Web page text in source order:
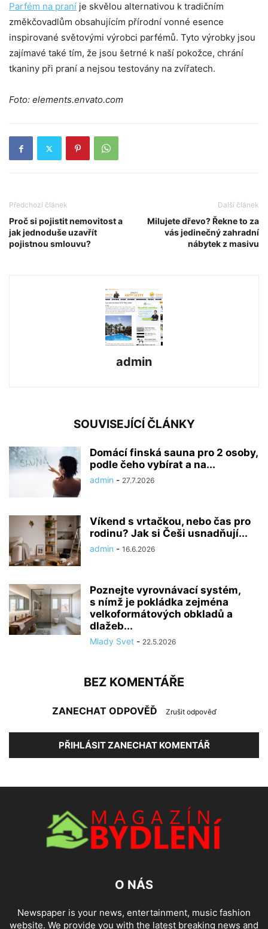
Parfém na praní je skvělou alternativou k tradičním
změkčovadlům obsahujícím přírodní vonné esence
inspirované světovými výrobci parfémů. Tyto výrobky jsou
zajímavé také tím, že jsou šetrné k naší pokožce, chrání
tkaniny při praní a nejsou testovány na zvířatech.
Foto: elements.envato.com
Předchozí článek
Proč si pojistit nemovitost a
jak jednoduše uzavřít
pojistnou smlouvu?
Další článek
Milujete dřevo? Řekne to za
vás jedinečný zahradní
nábytek z masivu
admin
SOUVISEJÍCÍ ČLÁNKY
Domácí finská sauna pro 2 osoby,
podle čeho vybírat a na...
admin - 27.7.2026
Víkend s vrtačkou, nebo čas pro
rodinu? Jak si Češi usnadňují...
admin - 16.6.2026
Poznejte vyrovnávací systém,
s nímž je pokládka zejména
velkoformátových obkladů a
dlažeb...
Mlady Svet - 22.5.2026
BEZ KOMENTÁŘE
ZANECHAT ODPOVĚĎ Zrušit odpověď
PŘIHLÁSIT ZANECHAT KOMENTÁŘ
O NÁS
Newspaper is your news, entertainment, music fashion
website. We provide you with the latest breaking news and